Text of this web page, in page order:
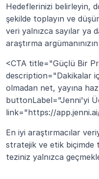
Hedeflerinizi belirleyin,
şekilde toplayın ve
veri yalnızca sayılar ya
araştırma
<CTA title="Güçlü Bir
description="Dakikalar
olmadan net, yayına
buttonLabel="Jenni'yi
link="https://
En iyi araştırmacılar
stratejik ve etik biçimde
teziniz yalnızca